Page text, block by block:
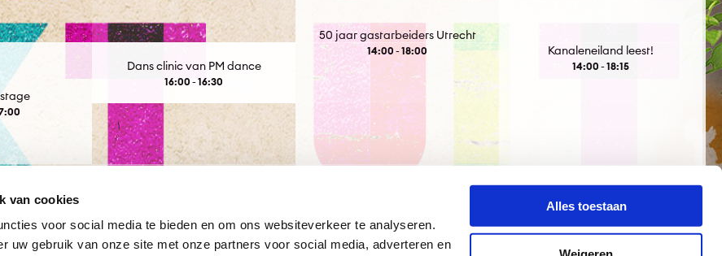
van cookies
voor social media te bieden en om ons websiteverkeer te analyseren.
uw gebruik van onze site met onze partners voor social media, adverteren en
Alles toestaan
Dans clinic van PM dance
16:00 - 16:30
50 jaar gastarbeiders Utrecht
14:00 - 18:00 Kanaleneiland leest!
14:00 - 18:15